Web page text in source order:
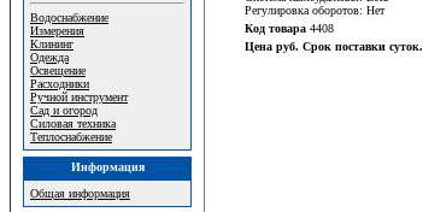
Водоснабжение
Измерения
Клининг
Одежда
Освещение
Расходники
Ручной инструмент
Сад и огород
Силовая техника
Теплоснабжение
Информация
Общая информация
Регулировка оборотов: Нет
Код товара 4408
Цена руб. Срок поставки суток.